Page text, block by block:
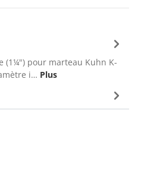
(1¼") pour marteau Kuhn K-
i… Plus